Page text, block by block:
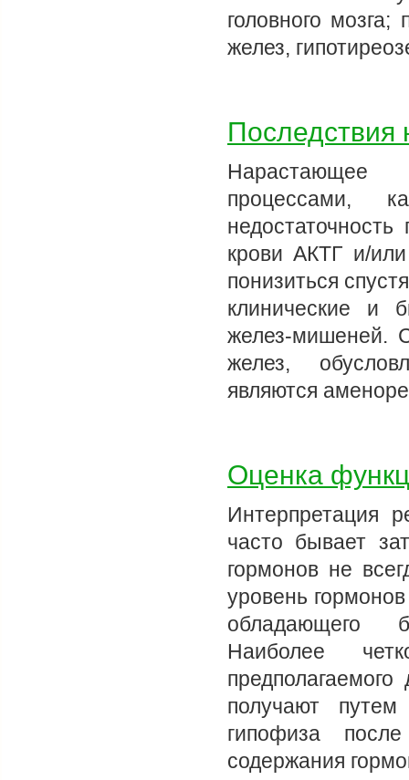
головного
желез,
Последствия
Нарастающее
процессами,
крови АКТГ и/
понизиться
клинические и
желез-мишеней.
желез,
являются
Оценка
Интерпретация
часто бывает
гормонов не
уровень
обладающего
Наиболее
получают
гипофиза
содержания